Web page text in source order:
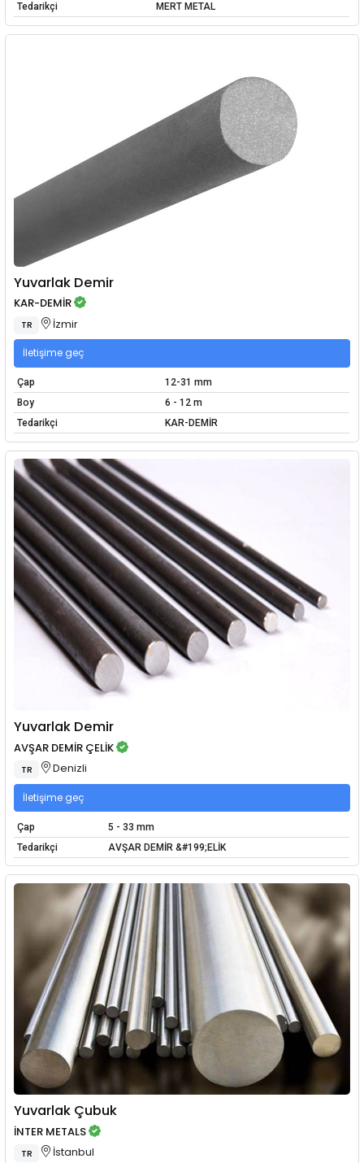
Tedarikçi MERT METAL
Yuvarlak Demir
KAR-DEMİR
TR İzmir
İletişime geç
Çap
12-31 mm
Boy
6 - 12 m
Tedarikçi
KAR-DEMİR
Yuvarlak Demir
AVŞAR DEMİR ÇELİK
TR Denizli
İletişime geç
Çap
5 - 33 mm
Tedarikçi
AVŞAR DEMİR &#199;ELİK
Yuvarlak Çubuk
İNTER METALS
TR İstanbul